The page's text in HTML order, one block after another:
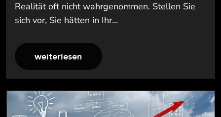
Realität oft nicht wahrgenommen. Stellen Sie
sich vor, Sie hätten in Ihr...
weiterlesen